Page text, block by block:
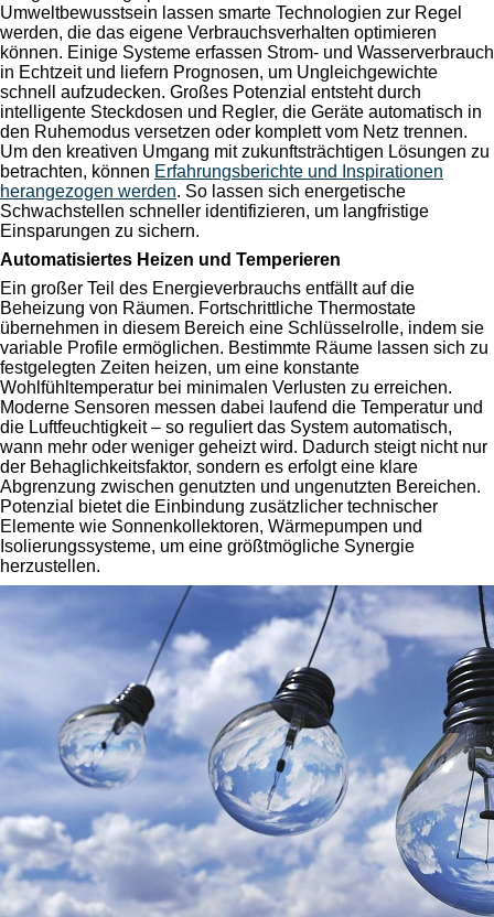
Umweltbewusstsein lassen smarte Technologien zur Regel
werden, die das eigene Verbrauchsverhalten optimieren
können. Einige Systeme erfassen Strom- und Wasserverbrauch
in Echtzeit und liefern Prognosen, um Ungleichgewichte
schnell aufzudecken. Großes Potenzial entsteht durch
intelligente Steckdosen und Regler, die Geräte automatisch in
den Ruhemodus versetzen oder komplett vom Netz trennen.
Um den kreativen Umgang mit zukunftsträchtigen Lösungen zu
betrachten, können Erfahrungsberichte und Inspirationen
herangezogen werden. So lassen sich energetische
Schwachstellen schneller identifizieren, um langfristige
Einsparungen zu sichern.
Automatisiertes Heizen und Temperieren
Ein großer Teil des Energieverbrauchs entfällt auf die
Beheizung von Räumen. Fortschrittliche Thermostate
übernehmen in diesem Bereich eine Schlüsselrolle, indem sie
variable Profile ermöglichen. Bestimmte Räume lassen sich zu
festgelegten Zeiten heizen, um eine konstante
Wohlfühltemperatur bei minimalen Verlusten zu erreichen.
Moderne Sensoren messen dabei laufend die Temperatur und
die Luftfeuchtigkeit – so reguliert das System automatisch,
wann mehr oder weniger geheizt wird. Dadurch steigt nicht nur
der Behaglichkeitsfaktor, sondern es erfolgt eine klare
Abgrenzung zwischen genutzten und ungenutzten Bereichen.
Potenzial bietet die Einbindung zusätzlicher technischer
Elemente wie Sonnenkollektoren, Wärmepumpen und
Isolierungssysteme, um eine größtmögliche Synergie
herzustellen.